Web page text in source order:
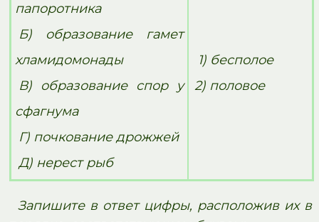
папоротника
Б) образование гамет
хламидомонады
В) образование спор у
сфагнума
Г) почкование дрожжей
Д) нерест рыб
1) бесполое
2) половое
Запишите в ответ цифры, расположив их в